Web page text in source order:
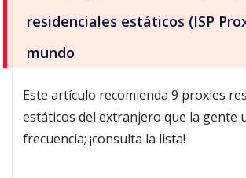
residenciales estáticos (ISP
mundo
Este artículo recomienda 9 proxies
estáticos del extranjero que la gente
frecuencia; ¡consulta la lista!